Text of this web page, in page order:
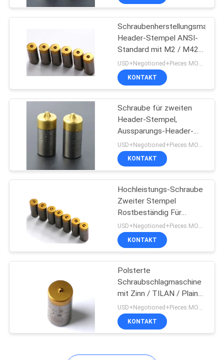
HSS-Schläge
99
Nuss-
Umformgesenke
43
Die-Schneidemesser
Header-Stempel ANSI-
Standard mit M2 / M42 /
HSS Material
KONTAKT
Schraube für zweiten
Header-Stempel,
Aussparungs-Header-
Stempel, gute
Verschleißfestigkeit
KONTAKT
Hochleistungs-Schraube
Zweiter Stempel
Rostbeständig Für
Kundenspezifische
Schlitzschraube
USD+Negotioned+Pieces MOQ:50 Stück
KONTAKT
Polsterte
Schraubschlagmaschine
mit Zinn / TILAN / Plain-
Cover
USD+Negotioned+Pieces MOQ:50-teilig/Stücke
KONTAKT